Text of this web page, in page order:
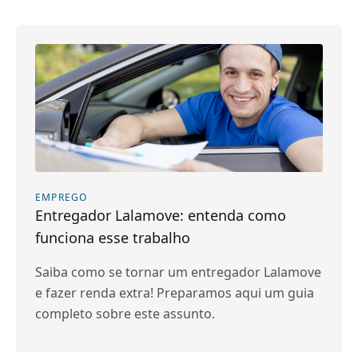
EMPREGO
Entregador Lalamove: entenda como
funciona esse trabalho
Saiba como se tornar um entregador Lalamove
e fazer renda extra! Preparamos aqui um guia
completo sobre este assunto.